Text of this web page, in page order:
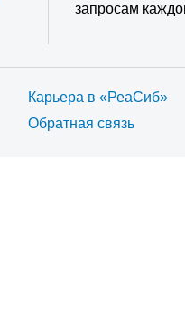
запросам
Карьера в «РеаСиб»
Обратная связь